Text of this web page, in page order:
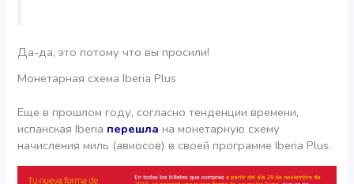
Да-да, это потому что вы просили!
Монетарная схема Iberia Plus
Еще в прошлом году, согласно тенденции времени,
испанская Iberia перешла на монетарную схему
начисления миль (авиосов) в своей программе Iberia Plus.